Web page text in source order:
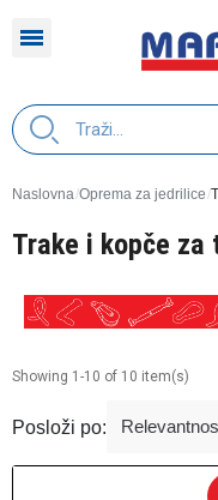
Naslovna Oprema za jedrilice
Trake i kopče za
Showing 1-10 of 10 item(s)
Posloži po: